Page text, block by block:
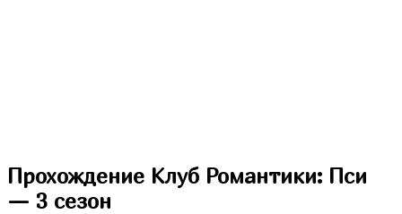
Прохождение Клуб Романтики: Пси
— 3 сезон